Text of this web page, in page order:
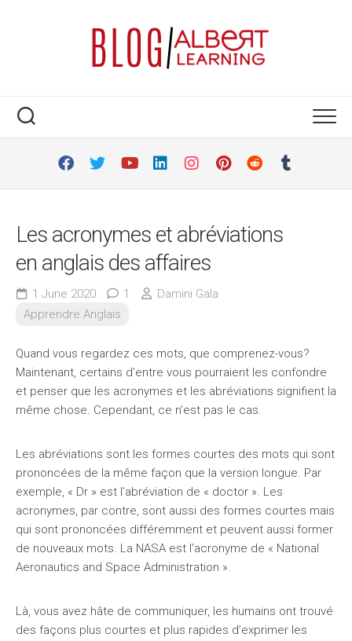
Les acronymes et abréviations
en anglais des affaires
1 June 2020 1
Damini Gala
Apprendre Anglais
Quand vous regardez ces mots, que comprenez-vous?
Maintenant, certains d’entre vous pourraient les confondre
et penser que les acronymes et les abréviations signifient la
même chose. Cependant, ce n’est pas le cas.
Les abréviations sont les formes courtes des mots qui sont
prononcées de la même façon que la version longue. Par
exemple, « Dr » est l’abréviation de « doctor ». Les
acronymes, par contre, sont aussi des formes courtes mais
qui sont prononcées différemment et peuvent aussi former
de nouveaux mots. La NASA est l’acronyme de « National
Aeronautics and Space Administration ».
Là, vous avez hâte de communiquer, les humains ont trouvé
des façons plus courtes et plus rapides d’exprimer les